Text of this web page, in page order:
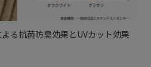
る抗菌防臭効果とUVカット効果